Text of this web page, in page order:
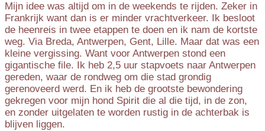
Mijn idee was altijd om in de weekends te rijden. Zeker in
Frankrijk want dan is er minder vrachtverkeer. Ik besloot
de heenreis in twee etappen te doen en ik nam de kortste
weg. Via Breda, Antwerpen, Gent, Lille. Maar dat was een
kleine vergissing. Want voor Antwerpen stond een
gigantische file. Ik heb 2,5 uur stapvoets naar Antwerpen
gereden, waar de rondweg om die stad grondig
gerenoveerd werd. En ik heb de grootste bewondering
gekregen voor mijn hond Spirit die al die tijd, in de zon,
en zonder uitgelaten te worden rustig in de achterbak is
blijven liggen.